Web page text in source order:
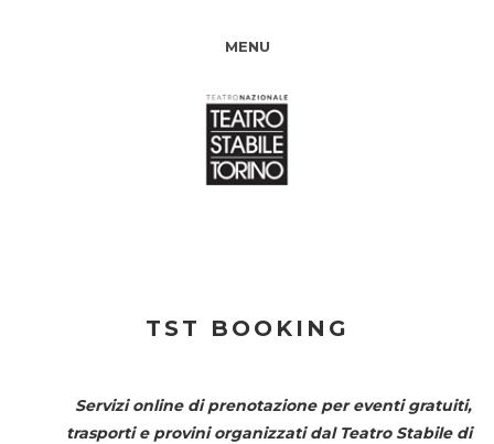
MENU
TST BOOKING
Servizi online di prenotazione per eventi gratuiti,
trasporti e provini organizzati dal Teatro Stabile di